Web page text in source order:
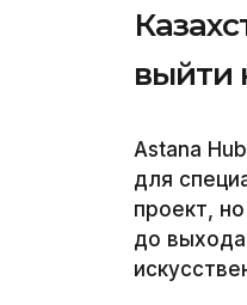
выйти
Astana
для
проект,
до